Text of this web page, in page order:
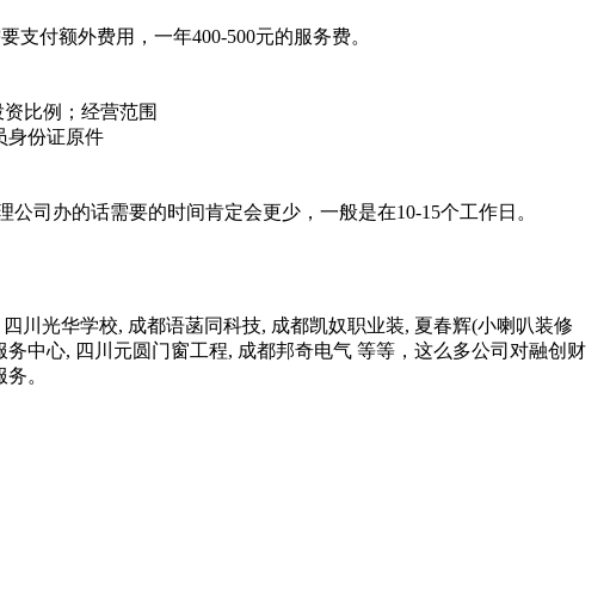
支付额外费用，一年400-500元的服务费。
比例；经营范围
身份证原件
司办的话需要的时间肯定会更少，一般是在10-15个工作日。
光华学校, 成都语菡同科技, 成都凯奴职业装, 夏春辉(小喇叭装修
中心, 四川元圆门窗工程, 成都邦奇电气 等等，这么多公司对融创财
。